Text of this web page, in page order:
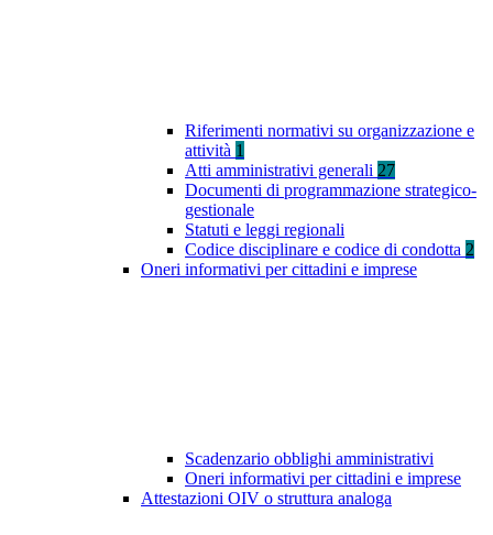
Riferimenti normativi su organizzazione e
attività 1
Atti amministrativi generali 27
Documenti di programmazione strategico-
gestionale
Statuti e leggi regionali
Codice disciplinare e codice di condotta 2
Oneri informativi per cittadini e imprese
Scadenzario obblighi amministrativi
Oneri informativi per cittadini e imprese
Attestazioni OIV o struttura analoga